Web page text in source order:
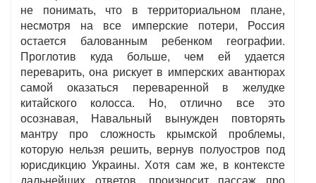
не понимать, что в территориальном плане,
несмотря на все имперские потери, Россия
остается балованным ребенком географии.
Проглотив куда больше, чем ей удается
переварить, она рискует в имперских авантюрах
самой оказаться переваренной в желудке
китайского колосса. Но, отлично все это
осознавая, Навальный вынужден повторять
мантру про сложность крымской проблемы,
которую нельзя решить, вернув полуостров под
юрисдикцию Украины. Хотя сам же, в контексте